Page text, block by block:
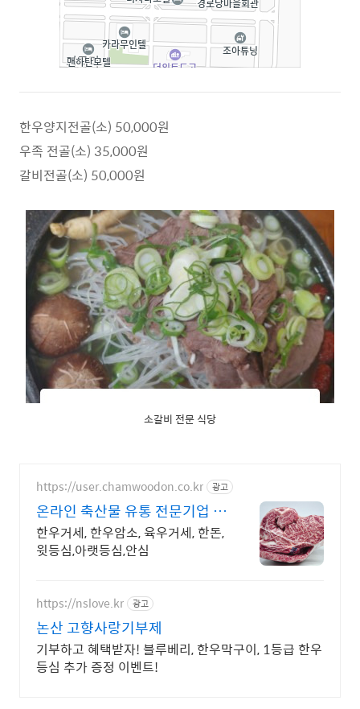
한우양지전골(소) 50,000원
우족 전골(소) 35,000원
갈비전골(소) 50,000원
소갈비 전문 식당
https://user.chamwoodon.co.kr 광고
온라인 축산물 유통 전문기업 도
매 첫 거래는 3% 할인
한우거세, 한우암소, 육우거세, 한돈,
윗등심,아랫등심,안심
https://nslove.kr 광고
논산 고향사랑기부제
기부하고 혜택받자! 블루베리, 한우막구이, 1등급 한우
등심 추가 증정 이벤트!